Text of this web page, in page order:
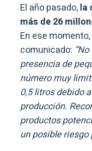
El año pasado,la
más de 26
En ese
comunicado:
presencia de
número muy
0,5 litros debido
producción.
productos
un posible riesgo